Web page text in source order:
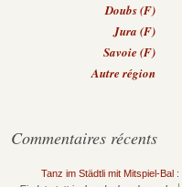
Doubs (F)
Jura (F)
Savoie (F)
Autre région
Commentaires récents
Tanz im Städtli mit Mitspiel-Bal :